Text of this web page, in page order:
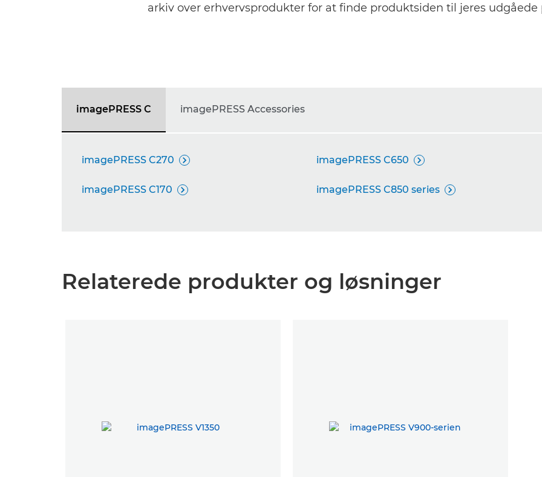
arkiv over erhvervsprodukter for at finde produktsiden til jeres
imagePRESS C
imagePRESS C270  imagePRESS C650 
imagePRESS C170  imagePRESS C850 series 
imagePRESS Accessories
Relaterede produkter og løsninger